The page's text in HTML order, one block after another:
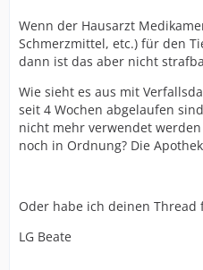
Wenn der Hausarzt
Schmerzmittel, etc.) für den
dann ist das aber nicht
Wie sieht es aus mit
seit 4 Wochen abgelaufen
nicht mehr verwendet
noch in Ordnung? Die
Oder habe ich deinen Thread
LG Beate